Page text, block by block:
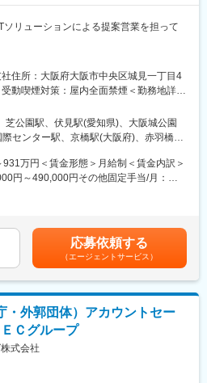
ション事例をご確認ください。
ン
村で人口20万人以下、図書館で蔵書数
訪問による営業活動が主体となりま
市除く）
、東海三県（愛知県、岐阜県、三重県）
の情報システム部門及び各原課、図書
、デジタルマーケティングも併用しなが
ーチを実施いたします。
調達から導入までは年度内（4月～翌年3
模では基幹システムで1億～3億、部門シ
。NECと概ね事業規模で役割分担を行っ
が当社のマーケットとなります。
目標を設定し、中間レビュー（1on1）を
果をもとに評価を行います。（いずれ
います）
ソリューションによる提案営業を担って
、住民情報サービス(住民記録・税・福
ス(図書の貸出管理など)のITソリューシ
い、お客様の業務効率化とDX推進への貢
お客様をご担当いただき、深耕営業活動
す。
ューションについては、マネージャクラ
管理システム、財務会計システム、人事
村で人口20万人以下の地方自治体、図書
お客様への訪問による営業活動が主体
、中核市除く）
区の2府4県（大阪府・京都府・兵庫
山県）となります。
の情報システム部門及び各原課、図書
住所：大阪府大阪市中央区城見一丁目4
動喫煙対策：屋内全面禁煙＜勤務地詳細
京都港区芝三丁目23番1号 勤務地最寄
芝公園（A2出口）駅受動喫煙対策：屋内
中部支社住所：愛知県名古屋市中区錦一
：屋内全面禁煙変更の範囲：会社の定め
ク含む）
芝公園駅、伏見駅(愛知県)、大阪城公園
センター駅、京橋駅(大阪府)、赤羽橋
万円＜賃金形態＞月給制＜賃金内訳＞
円～490,000円その他固定手当/月：
年収：マネージャー昇格時は以下のモデ
ージャー：935万円～（昇給年1回、賞与
労働手当無）賃金はあくまでも目安の金
上下する可能性があります。月給(月額)は
す。
応募依頼する
（エージェントサービス）
・外郭団体）アカウントセー
Ｃグループ
式会社